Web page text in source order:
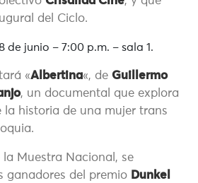
del Ciclo.
de junio – 7:00 p.m. – sala 1.
«Albertina«, de Guillermo
, un documental que explora
la historia de una mujer trans
Muestra Nacional, se
ganadores del premio Dunkel